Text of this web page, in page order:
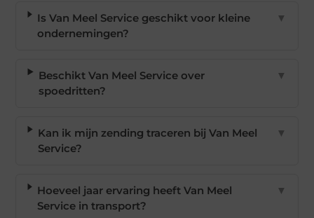
Is Van Meel Service geschikt voor kleine
ondernemingen?
▼
Beschikt Van Meel Service over
spoedritten?
▼
Kan ik mijn zending traceren bij Van Meel
Service?
▼
Hoeveel jaar ervaring heeft Van Meel
Service in transport?
▼